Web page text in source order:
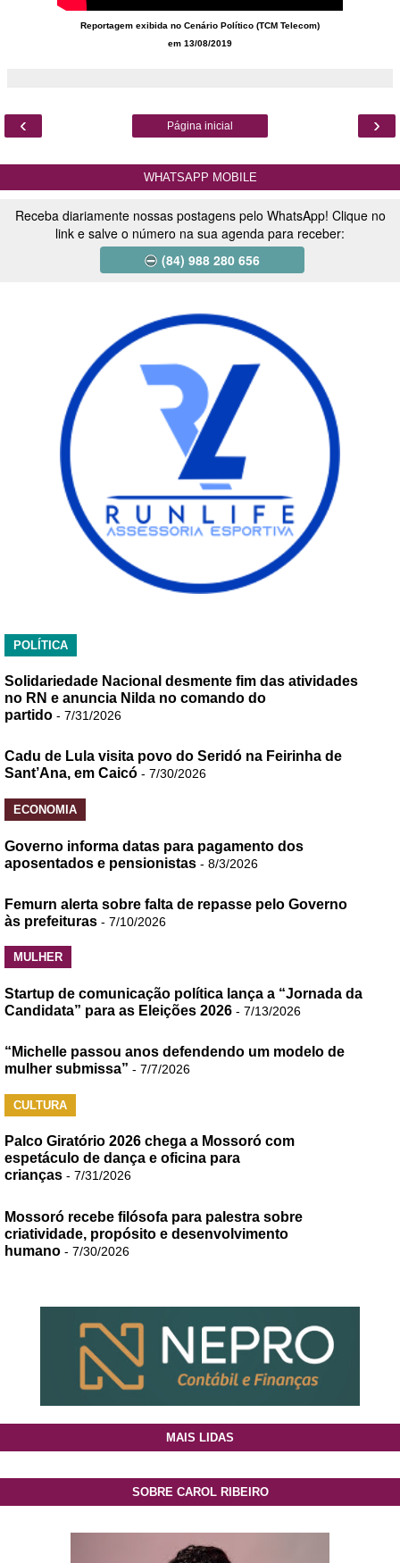
Reportagem exibida no Cenário Político (TCM Telecom)
em 13/08/2019
‹ ›
Página inicial
WHATSAPP MOBILE
Receba diariamente nossas postagens pelo WhatsApp! Clique no
link e salve o número na sua agenda para receber:
(84) 988 280 656
POLÍTICA
Solidariedade Nacional desmente fim das atividades
no RN e anuncia Nilda no comando do
partido - 7/31/2026
Cadu de Lula visita povo do Seridó na Feirinha de
Sant’Ana, em Caicó - 7/30/2026
ECONOMIA
Governo informa datas para pagamento dos
aposentados e pensionistas - 8/3/2026
Femurn alerta sobre falta de repasse pelo Governo
às prefeituras - 7/10/2026
MULHER
Startup de comunicação política lança a “Jornada da
Candidata” para as Eleições 2026 - 7/13/2026
“Michelle passou anos defendendo um modelo de
mulher submissa” - 7/7/2026
CULTURA
Palco Giratório 2026 chega a Mossoró com
espetáculo de dança e oficina para
crianças - 7/31/2026
Mossoró recebe filósofa para palestra sobre
criatividade, propósito e desenvolvimento
humano - 7/30/2026
MAIS LIDAS
SOBRE CAROL RIBEIRO